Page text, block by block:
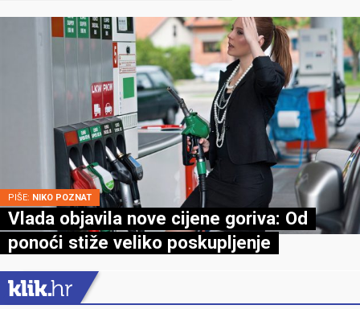
PIŠE: NIKO POZNAT
Vlada objavila nove cijene goriva: Od
ponoći stiže veliko poskupljenje